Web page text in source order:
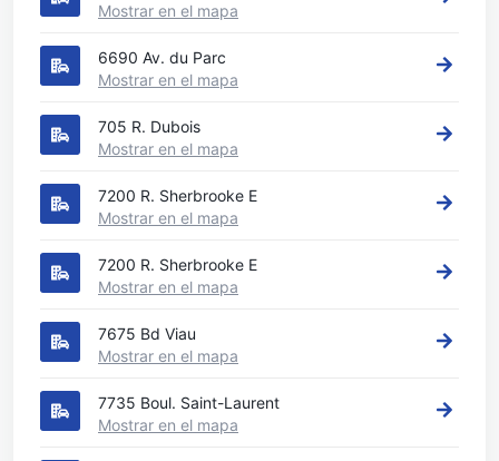
Mostrar en el mapa
6690 Av. du Parc
Mostrar en el mapa
705 R. Dubois
Mostrar en el mapa
7200 R. Sherbrooke E
Mostrar en el mapa
7200 R. Sherbrooke E
Mostrar en el mapa
7675 Bd Viau
Mostrar en el mapa
7735 Boul. Saint-Laurent
Mostrar en el mapa